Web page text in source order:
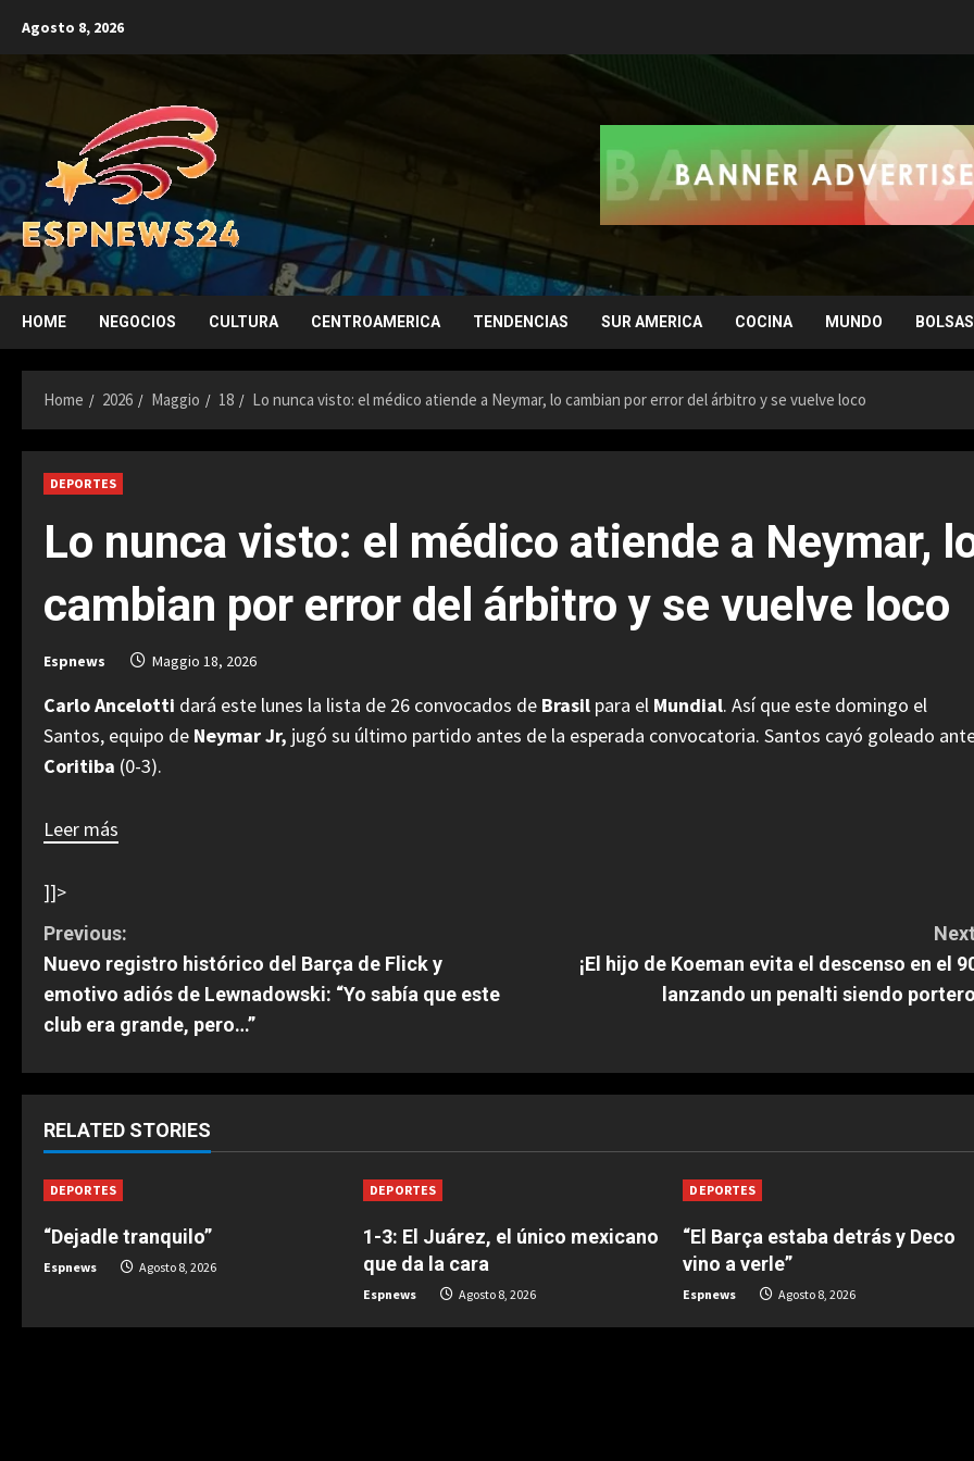
content
Agosto 8, 2026
HOME NEGOCIOS CULTURA CENTROAMERICA TENDENCIAS SUR AMERICA COCINA MUNDO
Home 2026 Maggio 18 Lo nunca visto: el médico atiende a Neymar, lo cambian por error del árbitro y se vuelve loco
DEPORTES
Lo nunca visto: el médico atiende a Neymar,
cambian por error del árbitro y se vuelve loco
Espnews Maggio 18, 2026
Carlo Ancelotti dará este lunes la lista de 26 convocados de Brasil para el Mundial. Así que este domingo el
Santos, equipo de Neymar Jr, jugó su último partido antes de la esperada convocatoria. Santos cayó goleado
Coritiba (0-3).
Leer más
]]>
C
o
n
t
i
u
e
Previous:
Nuevo registro histórico del Barça de Flick y
emotivo adiós de Lewnadowski: “Yo sabía que este
club era grande, pero…”
¡El hijo de Koeman evita el descenso en el
lanzando un penalti siendo
RELATED STORIES
DEPORTES
“Dejadle tranquilo”
Espnews Agosto 8, 2026
DEPORTES
1-3: El Juárez, el único mexicano
que da la cara
Espnews Agosto 8, 2026
DEPORTES
“El Barça estaba detrás y Deco
vino a verle”
Espnews Agosto 8, 2026